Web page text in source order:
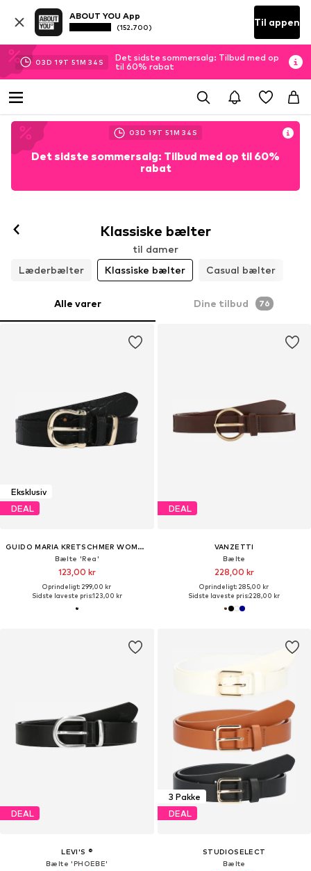
ABOUT YOU App
(152.700) Til appen
03D 19T 51M 33 S
Det sidste sommersalg: Tilbud med op
til 60% rabat
03D 19T 51M 33 S
Det sidste sommersalg: Tilbud med op til 60%
rabat
Klassiske bælter
til damer
Læderbælter
Klassiske bælter Casual bælter
Alle varer Dine tilbud 76
Eksklusiv
DEAL
GUIDO MARIA KRETSCHMER WOMEN
Bælte 'Rea'
123,00 kr
Oprindeligt: 299,00 kr
Sidste laveste pris:123,00 kr
DEAL
VANZETTI
Bælte
228,00 kr
Oprindeligt: 285,00 kr
Sidste laveste pris:228,00 kr
DEAL
LEVI'S ®
Bælte 'PHOEBE'
3 Pakke
DEAL
STUDIOSELECT
Bælte